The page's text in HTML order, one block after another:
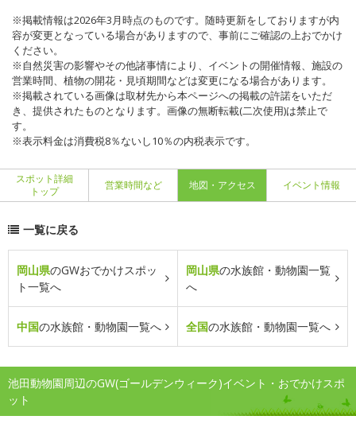
※掲載情報は2026年3月時点のものです。随時更新をしておりますが内
容が変更となっている場合がありますので、事前にご確認の上おでかけ
ください。
※自然災害の影響やその他諸事情により、イベントの開催情報、施設の
営業時間、植物の開花・見頃期間などは変更になる場合があります。
※掲載されている画像は取材先から本ページへの掲載の許諾をいただ
き、提供されたものとなります。画像の無断転載(二次使用)は禁止で
す。
※表示料金は消費税8％ないし10％の内税表示です。
スポット詳細
トップ
営業時間など 地図・アクセス イベント情報
一覧に戻る
岡山県のGWおでかけスポッ
ト一覧へ
岡山県の水族館・動物園一覧
へ
中国の水族館・動物園一覧へ 全国の水族館・動物園一覧へ
池田動物園周辺のGW(ゴールデンウィーク)イベント・おでかけスポ
ット